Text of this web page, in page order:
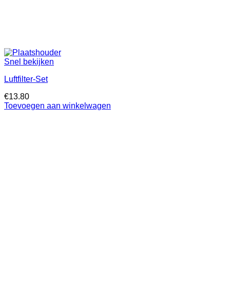
Snel bekijken
Luftfilter-Set
€13.80
Toevoegen aan winkelwagen